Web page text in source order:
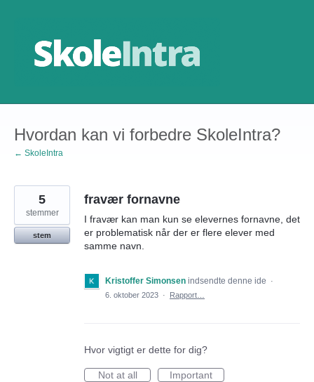
Hvordan kan vi forbedre SkoleIntra?
← SkoleIntra
fravær fornavne
I fravær kan man kun se elevernes fornavne, det
er problematisk når der er flere elever med
samme navn.
5
stemmer
stem
Kristoffer Simonsen indsendte denne ide
·
6. oktober 2023 · Rapport…
Hvor vigtigt er dette for dig?
Not at all
Important